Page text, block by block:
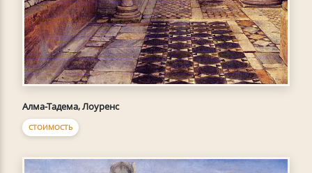
Алма-Тадема, Лоуренс
СТОИМОСТЬ